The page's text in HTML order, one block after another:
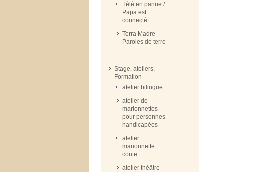
Télé en panne /
Papa est
connecté
Terra Madre -
Paroles de terre
Stage, ateliers,
Formation
atelier bilingue
atelier de
marionnettes
pour personnes
handicapées
atelier
marionnette
conte
atelier théâtre